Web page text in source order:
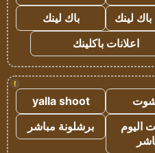
باك لينك
باك لينك
اعلانات باكلينك
!
شوت
yalla shoot
اليوم
برشلونة مباشر